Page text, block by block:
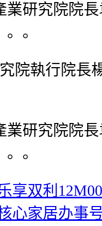
究院院長
。
執行院長楊
究院院長
。
享双利
心家居办事